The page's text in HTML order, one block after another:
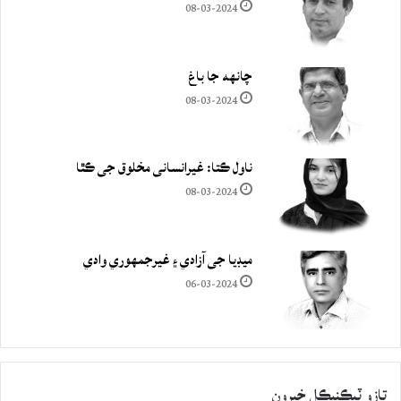
08-03-2024
چانهه جا باغ
08-03-2024
ناول ڪتا: غيرانساني مخلوق جي ڪٿا
08-03-2024
ميڊيا جي آزادي ۽ غيرجمھوري وادي
06-03-2024